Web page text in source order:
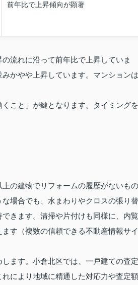
前年比で上昇傾向が顕著
流れに沿って前年比で上昇していま
かやや上昇しています。マンションは
こと」が鍵となります。タイミングを
の建物でリフォームの履歴がないもの
場合でも、水まわりやクロスの張り替
きます。清掃や片付けも同様に、内覧
す（複数の信頼できる不動産情報サイ
ます。小倉北区では、一戸建ての査定
により地域に精通した対応力や査定額